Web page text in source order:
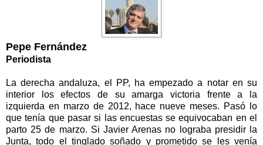
Pepe Fernández
Periodista
La derecha andaluza, el PP, ha empezado a notar en su
interior los efectos de su amarga victoria frente a la
izquierda en marzo de 2012, hace nueve meses. Pasó lo
que tenía que pasar si las encuestas se equivocaban en el
parto 25 de marzo. Si Javier Arenas no lograba presidir la
Junta, todo el tinglado soñado y prometido se les venía